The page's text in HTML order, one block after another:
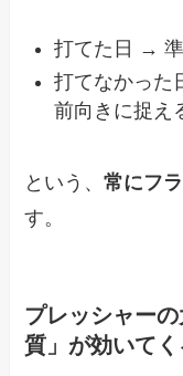
打てた日 →
打てなかった
前向きに捉え
という、常にフ
す。
プレッシャー
質」が効いてく